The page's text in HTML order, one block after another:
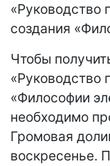
«Руководство
создания
Чтобы
«Руководство
«Философии
необходимо
Громовая
воскресенье.